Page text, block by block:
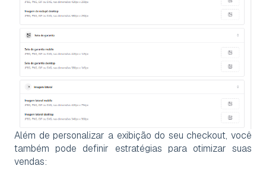
Além de personalizar a exibição do seu checkout, você
também pode definir estratégias para otimizar suas
vendas: